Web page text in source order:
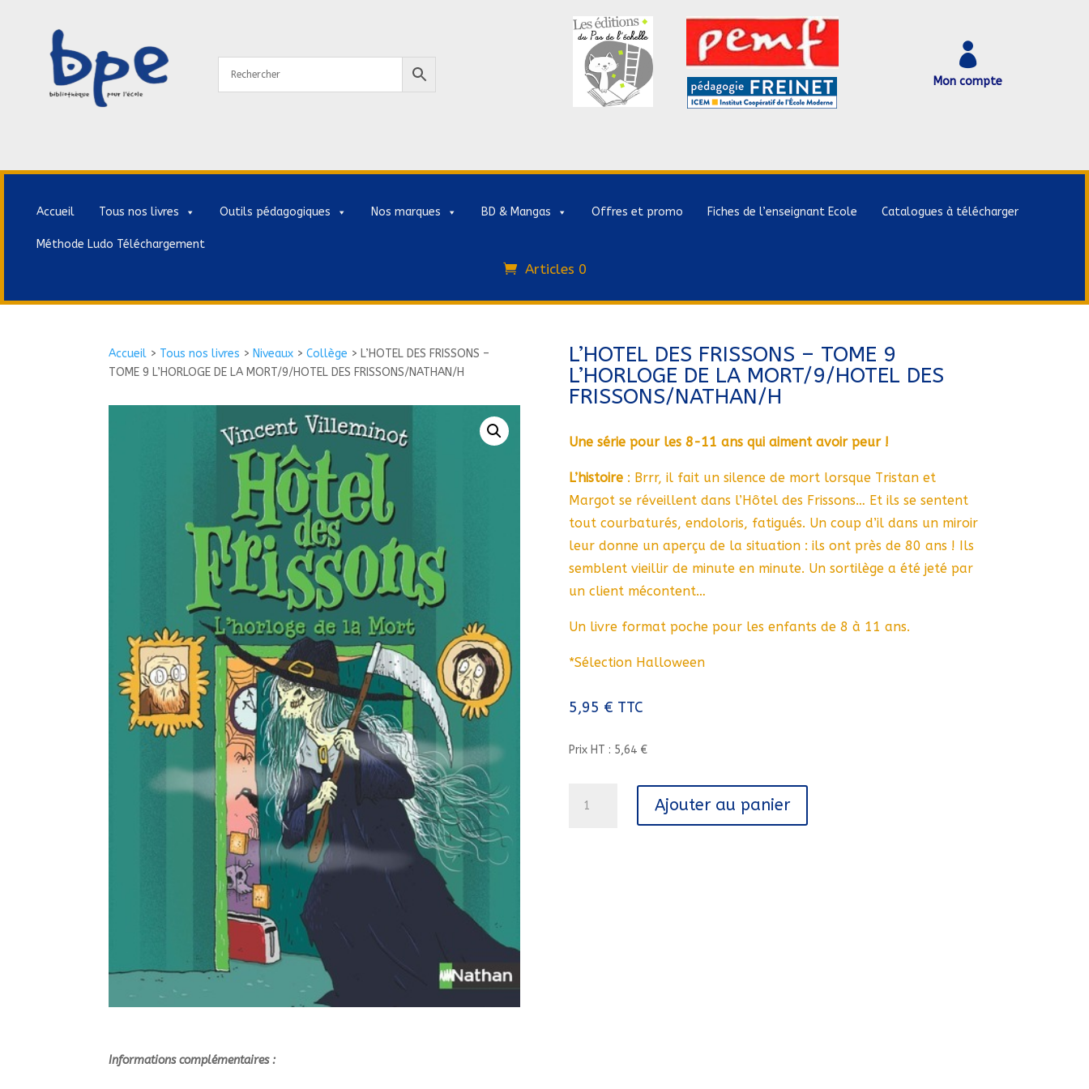

Mon compte
Accueil Tous nos livres Outils pédagogiques Nos marques BD & Mangas Offres et promo Fiches de l’enseignant Ecole Catalogues à télécharger
Méthode Ludo Téléchargement
Articles 0
Accueil > Tous nos livres > Niveaux >Collège > L’HOTEL DES FRISSONS –
TOME 9 L’HORLOGE DE LA MORT/9/HOTEL DES FRISSONS/NATHAN/H
L’HOTEL DES FRISSONS – TOME 9
L’HORLOGE DE LA MORT/9/HOTEL DES
FRISSONS/NATHAN/H
Une série pour les 8-11 ans qui aiment avoir peur !
L’histoire: Brrr, il fait un silence de mort lorsque Tristan et
Margot se réveillent dans l’Hôtel des Frissons… Et ils se sentent
tout courbaturés, endoloris, fatigués. Un coup d’il dans un miroir
leur donne un aperçu de la situation : ils ont près de 80 ans ! Ils
semblent vieillir de minute en minute. Un sortilège a été jeté par
un client mécontent…
Un livre format poche pour les enfants de 8 à 11 ans.
*Sélection Halloween
5,95 € TTC
Prix HT : 5,64 €
Ajouter au panier
Informations complémentaires :